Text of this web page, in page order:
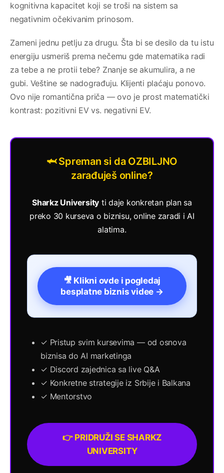
kognitivna kapacitet koji se troši na sistem sa
negativnim očekivanim prinosom.
Zameni jednu petlju za drugu. Šta bi se desilo da tu istu
energiju usmeriš prema nečemu gde matematika radi
za tebe a ne protii tebe? Znanje se akumulira, a ne
gubi. Veštine se nadograđuju. Klijenti plaćaju ponovo.
Ovo nije romantična priča — ovo je prost matematički
kontrast: pozitivni EV vs. negativni EV.
🦈 Spreman si da OZBILJNO
zarađuješ online?
Sharkz University ti daje konkretan plan sa
preko 30 kurseva o biznisu, online zaradi i AI
alatima.
🎥 Klikni ovde i pogledaj
besplatne biznis videe →
✓ Pristup svim kursevima — od osnova
biznisa do AI marketinga
✓ Discord zajednica sa live Q&A
✓ Konkretne strategije iz Srbije i Balkana
✓ Mentorstvo
👉 PRIDRUŽI SE SHARKZ
UNIVERSITY